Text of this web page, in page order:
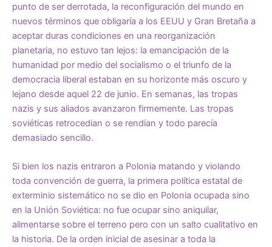
punto de ser derrotada, la reconfiguración del mundo en
nuevos términos que obligaría a los EEUU y Gran Bretaña a
aceptar duras condiciones en una reorganización
planetaria, no estuvo tan lejos: la emancipación de la
humanidad por medio del socialismo o el triunfo de la
democracia liberal estaban en su horizonte más oscuro y
lejano desde aquel 22 de junio. En semanas, las tropas
nazis y sus aliados avanzaron firmemente. Las tropas
soviéticas retrocedian o se rendían y todo parecía
demasiado sencillo.
Si bien los nazis entraron a Polonia matando y violando
toda convención de guerra, la primera política estatal de
exterminio sistemático no se dio en Polonia ocupada sino
en la Unión Soviética: no fue ocupar sino aniquilar,
alimentarse sobre el terreno pero con un salto cualitativo en
la historia. De la orden inicial de asesinar a toda la